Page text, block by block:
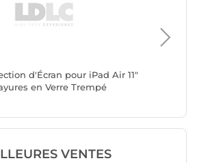
d'Écran pour iPad Air 11"
en Verre Trempé
VENTES